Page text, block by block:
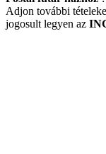
Adjon további
jogosult legyen az